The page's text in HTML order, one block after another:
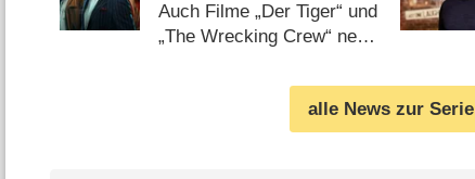
Manager“-Fortsetzung,
„Steal“ und „Yes or No
Auch Filme „Der Tiger“ und
„The Wrecking Crew“ neu
alle News zur Serie